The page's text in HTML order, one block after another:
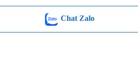
Chat Zalo